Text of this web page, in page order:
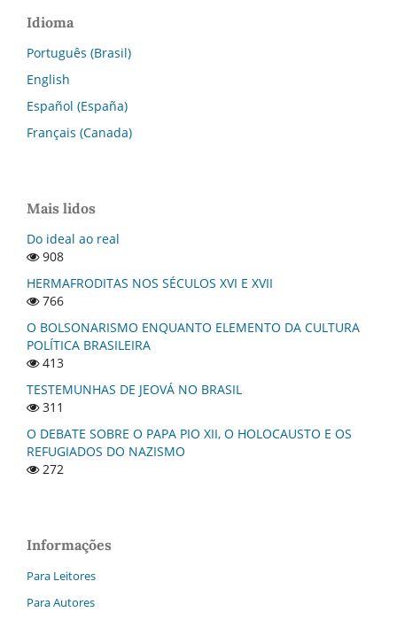
Idioma
Português (Brasil)
English
Español (España)
Français (Canada)
Mais lidos
Do ideal ao real
908
HERMAFRODITAS NOS SÉCULOS XVI E XVII
766
O BOLSONARISMO ENQUANTO ELEMENTO DA CULTURA
POLÍTICA BRASILEIRA
413
TESTEMUNHAS DE JEOVÁ NO BRASIL
311
O DEBATE SOBRE O PAPA PIO XII, O HOLOCAUSTO E OS
REFUGIADOS DO NAZISMO
272
Informações
Para Leitores
Para Autores